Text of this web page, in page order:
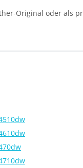
Original oder als